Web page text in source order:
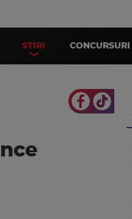
STIRI CONCURSURI